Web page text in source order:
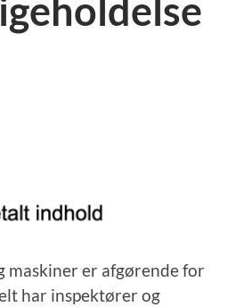
maskiner er afgørende for
har inspektører og